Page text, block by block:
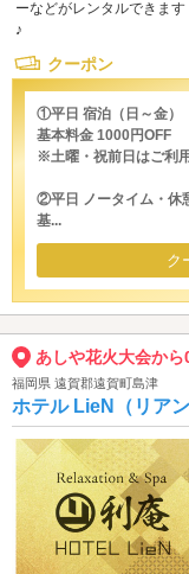
ーなどがレンタルできます
♪
クーポン
①平日 宿泊（日～金）
基本料金 1000円OFF
※土曜・祝前日はご利
②平日 ノータイム・休
基...
ク
あしや花火大会か
福岡県 遠賀郡遠賀町島津
ホテル LieN（リア